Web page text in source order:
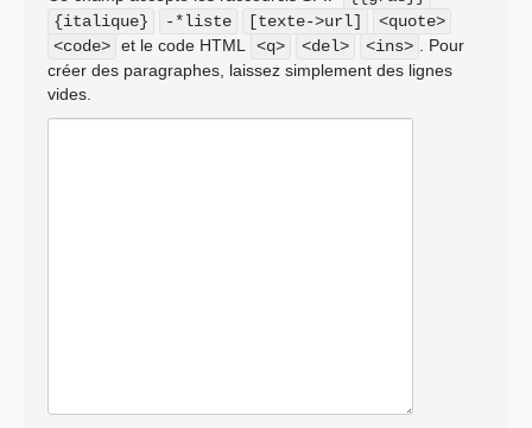
{italique}
-*liste [texte->url]
<quote>
<code> et le code HTML <q> <del> <ins>
. Pour
créer des paragraphes, laissez simplement des lignes
vides.